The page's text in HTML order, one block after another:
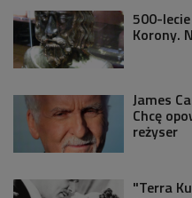
500-
Korony.
James
Chcę
reżyser
"Terra